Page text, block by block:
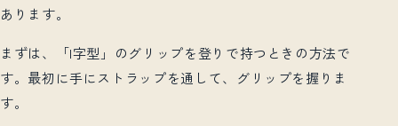
あります。
まずは、「I字型」のグリップを登りで持つときの方法で
す。最初に手にストラップを通して、グリップを握りま
す。